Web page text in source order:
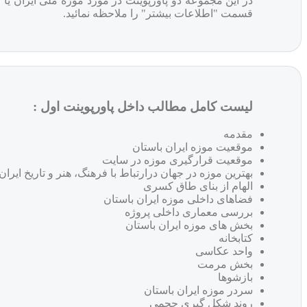
قسمت "اطلاعات بیشتر" را ملاحظه نمائید.
لیست کامل مطالب داخل پاورپوینت اول :
مقدمه
موقعیت موزه ایران باستان
موقعیت قرارگیری موزه در سایت
بهترین موزه در جهان درارتباط با فرهنگ، هنر و تاریخ ایران
الهام از بنای طاق کسری
فضاهای داخلی موزه ایران باستان
بررسی معماری داخلی پروژه
بخش های موزه ایران باستان
کتابخانه
واحد عکاسی
بخش مرمت
بازشوها
سردر موزه ایران باستان
روند شکل گیری حجمی